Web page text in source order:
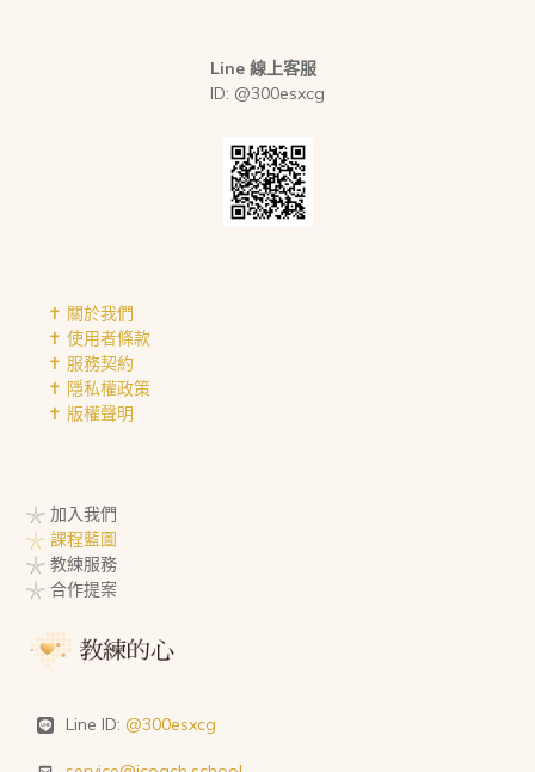
Line 線上客服
ID: @300esxcg
✝︎ 關於我們
✝︎ 使用者條款
✝︎ 服務契約
✝︎ 隱私權政策
✝︎ 版權聲明
𓇼 加入我們
𓇼 課程藍圖
𓇼 教練服務
𓇼 合作提案
Line ID: @300esxcg